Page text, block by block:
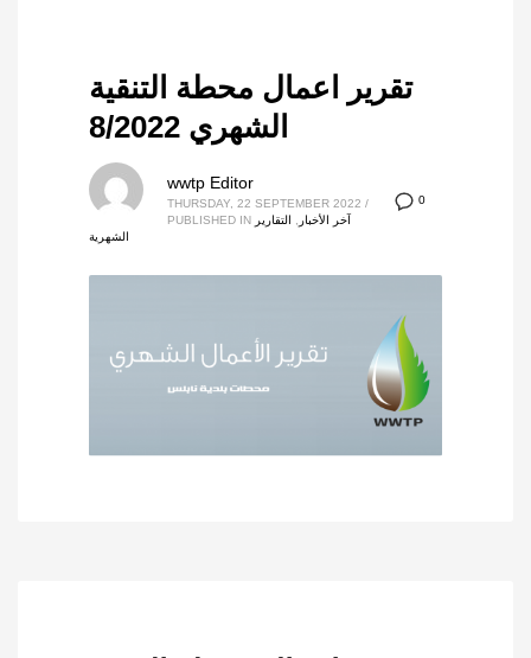
تقرير اعمال محطة التنقية
الشهري 8/2022
0
wwtp Editor
THURSDAY, 22 SEPTEMBER 2022 /
PUBLISHED IN
آخر الأخبار
التقارير
الشهرية